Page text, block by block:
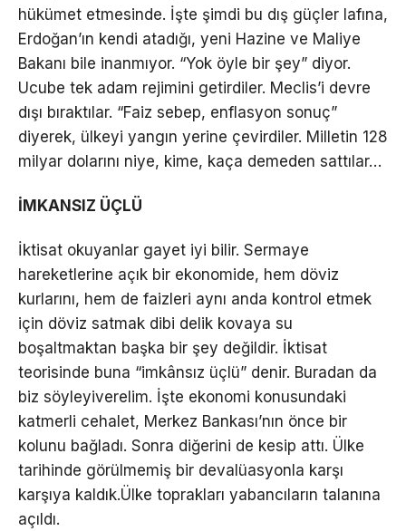
hükümet etmesinde. İşte şimdi bu dış güçler lafına,
Erdoğan’ın kendi atadığı, yeni Hazine ve Maliye
Bakanı bile inanmıyor. “Yok öyle bir şey” diyor.
Ucube tek adam rejimini getirdiler. Meclis’i devre
dışı bıraktılar. “Faiz sebep, enflasyon sonuç”
diyerek, ülkeyi yangın yerine çevirdiler. Milletin 128
milyar dolarını niye, kime, kaça demeden sattılar…
İMKANSIZ ÜÇLÜ
İktisat okuyanlar gayet iyi bilir. Sermaye
hareketlerine açık bir ekonomide, hem döviz
kurlarını, hem de faizleri aynı anda kontrol etmek
için döviz satmak dibi delik kovaya su
boşaltmaktan başka bir şey değildir. İktisat
teorisinde buna “imkânsız üçlü” denir. Buradan da
biz söyleyiverelim. İşte ekonomi konusundaki
katmerli cehalet, Merkez Bankası’nın önce bir
kolunu bağladı. Sonra diğerini de kesip attı. Ülke
tarihinde görülmemiş bir devalüasyonla karşı
karşıya kaldık.Ülke toprakları yabancıların talanına
açıldı.